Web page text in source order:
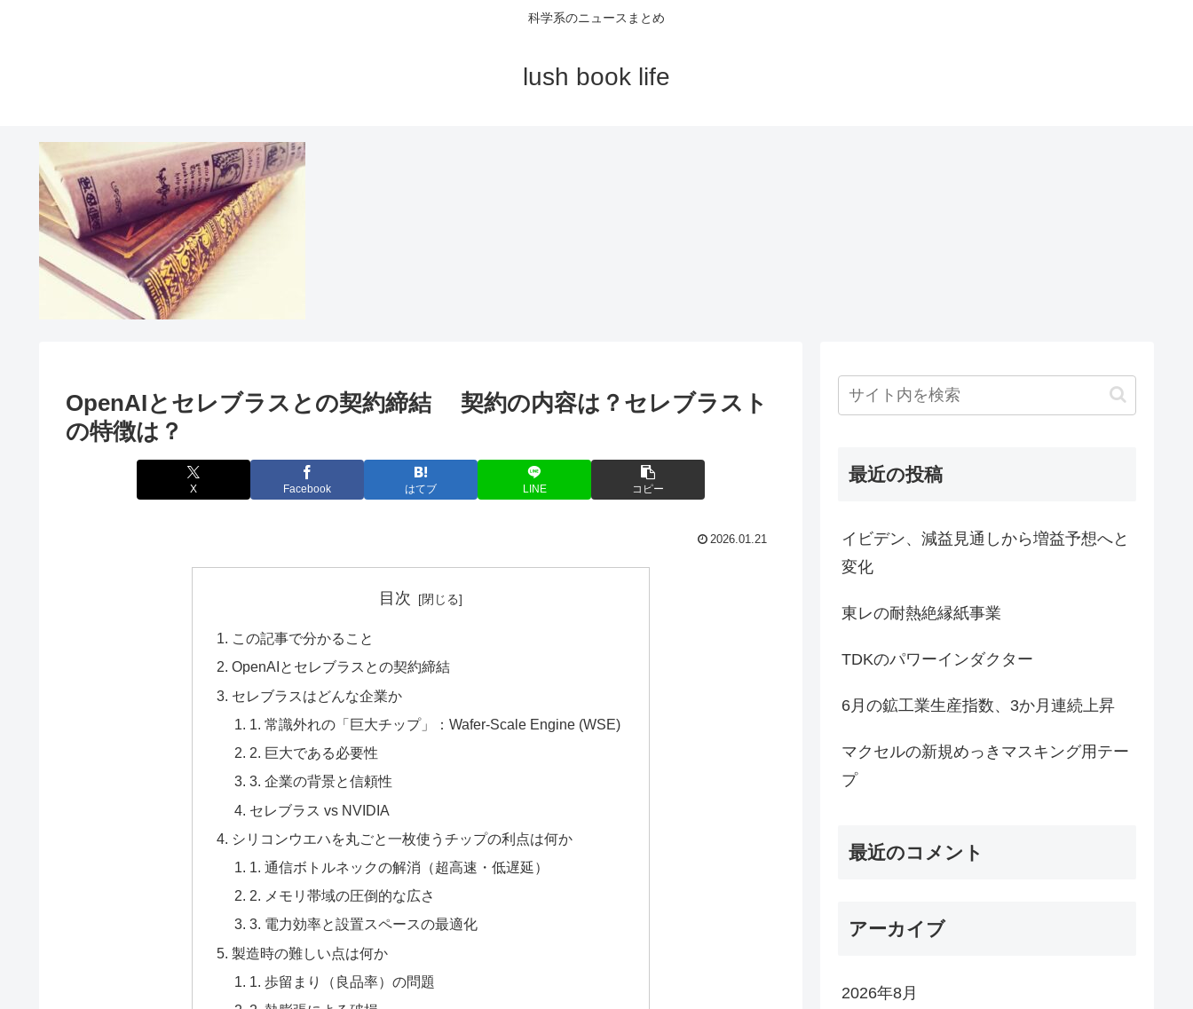
科学系のニュースまとめ
lush book life
OpenAIとセレブラスとの契約締結 契約の内容は？セレブラスト
の特徴は？
X Facebook はてブ LINE コピー
2026.01.21
目次
この記事で分かること
OpenAIとセレブラスとの契約締結
セレブラスはどんな企業か
1. 常識外れの「巨大チップ」：Wafer-Scale Engine (WSE)
2. 巨大である必要性
3. 企業の背景と信頼性
セレブラス vs NVIDIA
シリコンウエハを丸ごと一枚使うチップの利点は何か
1. 通信ボトルネックの解消（超高速・低遅延）
2. メモリ帯域の圧倒的な広さ
3. 電力効率と設置スペースの最適化
製造時の難しい点は何か
1. 歩留まり（良品率）の問題
最近の投稿
イビデン、減益見通しから増益予想へと
変化
東レの耐熱絶縁紙事業
TDKのパワーインダクター
6月の鉱工業生産指数、3か月連続上昇
マクセルの新規めっきマスキング用テー
プ
最近のコメント
アーカイブ
2026年8月